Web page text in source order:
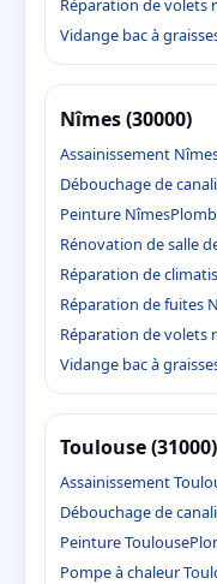
Réparation de volets
Vidange bac à
Nîmes (30000)
Assainissement
Débouchage de
Peinture Nîmes
Rénovation de salle
Réparation de
Réparation de fuites
Réparation de volets
Vidange bac à
Toulouse (31000)
Assainissement
Débouchage de
Peinture Toulouse
Pompe à chaleur